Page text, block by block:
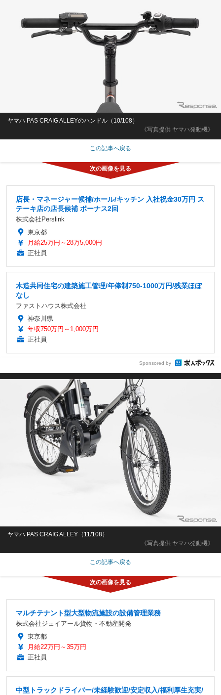
《写真提供 ヤマハ発動機》
ヤマハ PAS CRAIG ALLEYのハンドル（10/108）
この記事へ戻る
店長・マネージャー候補/ホール/キッチン 入社祝金30万円 ス
テーキ店の店長候補 ボーナス2回
株式会社Perslink
東京都
月給25万円～28万5,000円
正社員
木造共同住宅の建築施工管理/年俸制750-1000万円/残業ほぼ
なし
ファストハウス株式会社
神奈川県
年収750万円～1,000万円
正社員
Sponsored by
《写真提供 ヤマハ発動機》
ヤマハ PAS CRAIG ALLEY（11/108）
この記事へ戻る
マルチテナント型大型物流施設の設備管理業務
株式会社ジェイアール貨物・不動産開発
東京都
月給22万円～35万円
正社員
中型トラックドライバー/未経験歓迎/安定収入/福利厚生充実/